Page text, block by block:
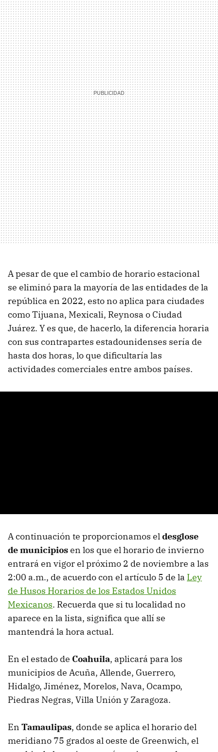
A pesar de que el cambio de horario estacional
se eliminó para la mayoría de las entidades de la
república en 2022, esto no aplica para ciudades
como Tijuana, Mexicali, Reynosa o Ciudad
Juárez. Y es que, de hacerlo, la diferencia horaria
con sus contrapartes estadounidenses sería de
hasta dos horas, lo que dificultaría las
actividades comerciales entre ambos países.
A continuación te proporcionamos eldesglose
de municipiosen los que el horario de invierno
entrará en vigor el próximo 2 de noviembre a las
2:00 a.m., de acuerdo con el artículo 5 de la Ley
de Husos Horarios de los Estados Unidos
Mexicanos. Recuerda que si tu localidad no
aparece en la lista, significa que allí se
mantendrá la hora actual.
En el estado de Coahuila, aplicará para los
municipios de Acuña, Allende, Guerrero,
Hidalgo, Jiménez, Morelos, Nava, Ocampo,
Piedras Negras, Villa Unión y Zaragoza.
En Tamaulipas, donde se aplica el horario del
meridiano 75 grados al oeste de Greenwich, el